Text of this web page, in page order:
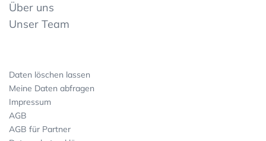
Über uns
Unser Team
Daten löschen lassen
Meine Daten abfragen
Impressum
AGB
AGB für Partner